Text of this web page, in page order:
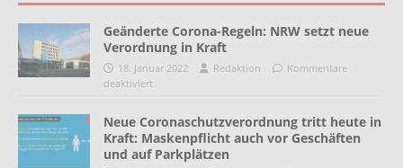
Geänderte Corona-Regeln: NRW setzt neue
Verordnung in Kraft
18. Januar 2022 Redaktion
Kommentare
deaktiviert
Neue Coronaschutzverordnung tritt heute in
Kraft: Maskenpflicht auch vor Geschäften
und auf Parkplätzen